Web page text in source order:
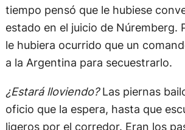
tiempo pensó que le hubiese
estado en el juicio de Núremberg.
le hubiera ocurrido que un
a la Argentina para secuestrarlo.
¿Estará lloviendo?Las piernas
oficio que la espera, hasta que
ligeros por el corredor. Eran los